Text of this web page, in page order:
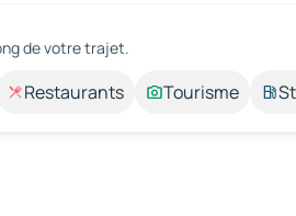
de votre trajet.
Restaurants Tourisme